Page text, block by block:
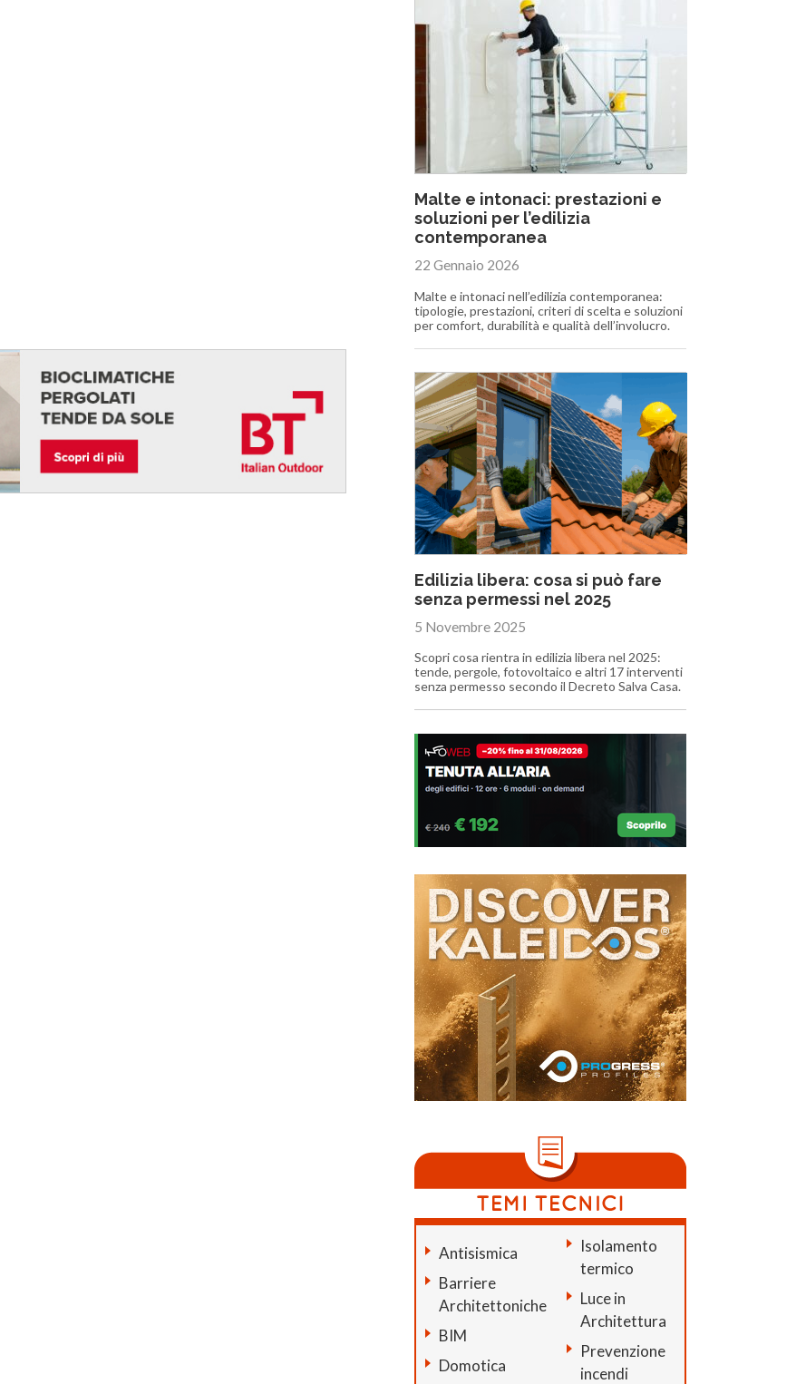
Malte e intonaci: prestazioni e
soluzioni per l’edilizia
contemporanea
22 Gennaio 2026
Malte e intonaci nell’edilizia contemporanea:
tipologie, prestazioni, criteri di scelta e soluzioni
per comfort, durabilità e qualità dell’involucro.
Edilizia libera: cosa si può fare
senza permessi nel 2025
5 Novembre 2025
Scopri cosa rientra in edilizia libera nel 2025:
tende, pergole, fotovoltaico e altri 17 interventi
senza permesso secondo il Decreto Salva Casa.
Antisismica
Barriere
Architettoniche
BIM
Domotica
Isolamento
termico
Luce in
Architettura
Prevenzione
incendi